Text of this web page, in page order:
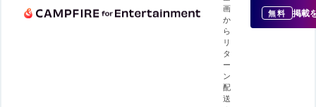
画
か
ら
リ
タ
ー
ン
配
送
無料 掲載